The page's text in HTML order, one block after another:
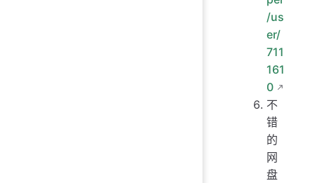
/us
er/
711
161
0
不
错
的
网
盘